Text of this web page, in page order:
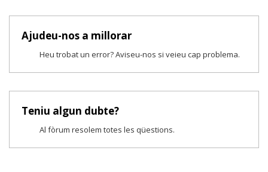
Ajudeu-nos a millorar
Heu trobat un error? Aviseu-nos si veieu cap problema.
Teniu algun dubte?
Al fòrum resolem totes les qüestions.